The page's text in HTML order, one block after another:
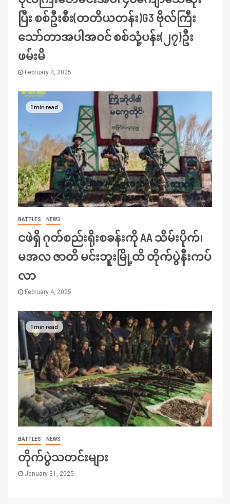
ပြီး စစ်ဦးစီး(တတိယတန်း)G3 ဗိုလ်ကြီး
သော်တာအပါအဝင် စစ်သုံ့ပန်း(၂၇)ဦး
ဖမ်းမိ
February 4, 2025
1 min read
BATTLES NEWS
ငဖဲရှိ ဂုတ်စည်းရိုးစခန်းကို AA သိမ်းပိုက်၊
မအလ ဇာတိ မင်းဘူးမြို့ထိ တိုက်ပွဲနီးကပ်
လာ
February 4, 2025
1 min read
BATTLES NEWS
တိုက်ပွဲသတင်းများ
January 31, 2025